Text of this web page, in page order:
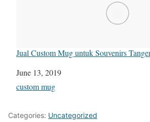
Jual Custom Mug untuk Souvenirs
Date
June 13, 2019
In relation to
custom mug
Categories: Uncategorized